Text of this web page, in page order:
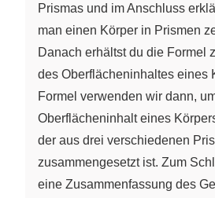
Prismas und im Anschluss
man einen Körper in Prismen
Danach erhältst du die Formel
des Oberflächeninhaltes eines
Formel verwenden wir dann,
Oberflächeninhalt eines
der aus drei verschiedenen
zusammengesetzt ist. Zum
eine Zusammenfassung des